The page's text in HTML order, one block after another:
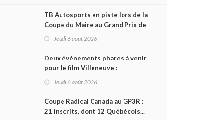
TB Autosports en piste lors de la
Coupe du Maire au Grand Prix de
Trois-Rivières
Jeudi 6 août 2026
Deux événements phares à venir
pour le film Villeneuve :
L'ascension d'une légende (+
Jeudi 6 août 2026
Coupe Radical Canada au GP3R :
21 inscrits, dont 12 Québécois...